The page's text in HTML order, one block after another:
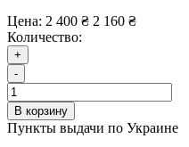
Цена: 2 400 ₴ 2 160 ₴
Количество:
+
-
В корзину
Пункты выдачи по Украине